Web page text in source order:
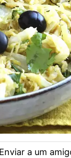
Enviar a um